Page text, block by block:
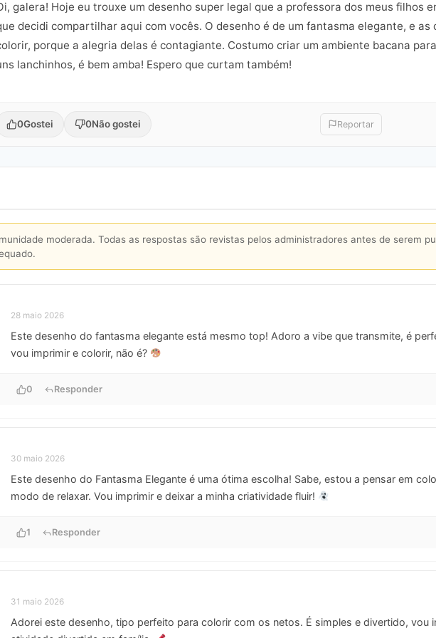
galera! Hoje eu trouxe um desenho super legal que a professora dos meus filhos
decidi compartilhar aqui com vocês. O desenho é de um fantasma elegante, e as
porque a alegria delas é contagiante. Costumo criar um ambiente bacana
lanchinhos, é bem amba! Espero que curtam também!
0Gostei 0Não gostei Reportar
moderada. Todas as respostas são revistas pelos administradores antes de serem
28 maio 2026
Este desenho do fantasma elegante está mesmo top! Adoro a vibe que transmite, é
vou imprimir e colorir, não é?
0 Responder
30 maio 2026
Este desenho do Fantasma Elegante é uma ótima escolha! Sabe, estou a pensar em
modo de relaxar. Vou imprimir e deixar a minha criatividade fluir!
1 Responder
31 maio 2026
Adorei este desenho, tipo perfeito para colorir com os netos. É simples e divertido, vou